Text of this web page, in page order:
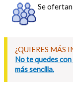
Se ofertan
¿QUIERES MÁS
No te quedes con
más sencilla.